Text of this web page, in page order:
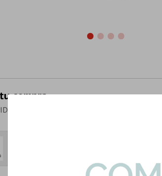
compra
EN CONJUNTO